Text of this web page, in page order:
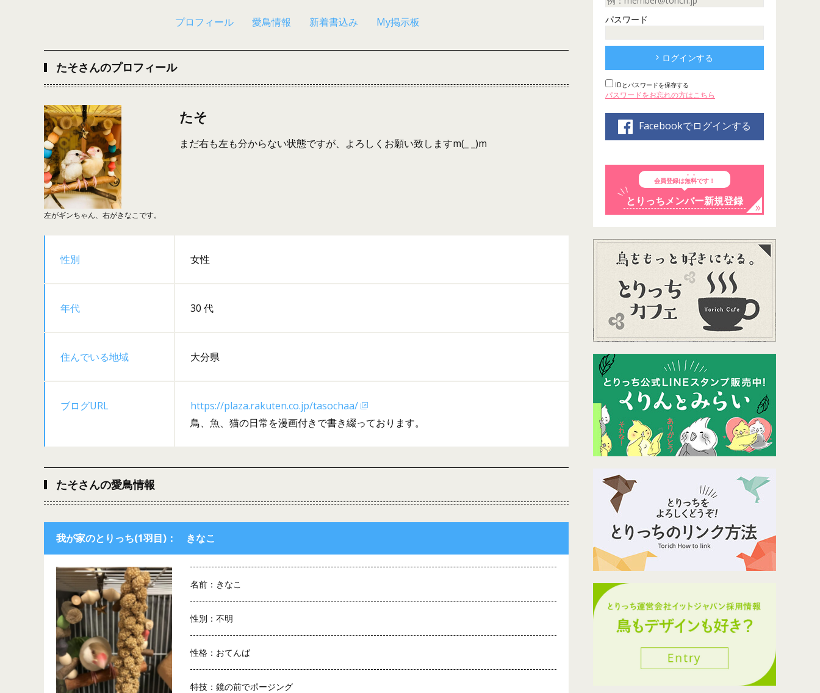
プロフィール 愛鳥情報 新着書込み My掲示板
たそさんのプロフィール
左がギンちゃん、右がきなこです。
たそ
まだ右も左も分からない状態ですが、よろしくお願い致しますm(_ _)m
性別 女性
年代 30 代
住んでいる地域 大分県
ブログURL
https://plaza.rakuten.co.jp/tasochaa/
鳥、魚、猫の日常を漫画付きで書き綴っております。
たそさんの愛鳥情報
我が家のとりっち(1羽目)： きなこ
名前：きなこ
性別：不明
性格：おてんば
特技：鏡の前でポージング
パスワード
ログインする
IDとパスワードを保存する
パスワードをお忘れの方はこちら
Facebookでログインする
会員登録は無料です！
とりっちメンバー新規登録